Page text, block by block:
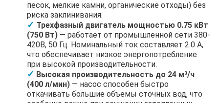
песок, мелкие камни, органические отходы) без
риска заклинивания.
Трехфазный двигатель мощностью 0.75 кВт
(750 Вт) — работает от промышленной сети 380-
420В, 50 Гц. Номинальный ток составляет 2.0 А,
что обеспечивает низкое энергопотребление
при высокой производительности.
Высокая производительность до 24 м³/ч
(400 л/мин) — насос способен быстро
откачивать большие объемы сточных вод, что